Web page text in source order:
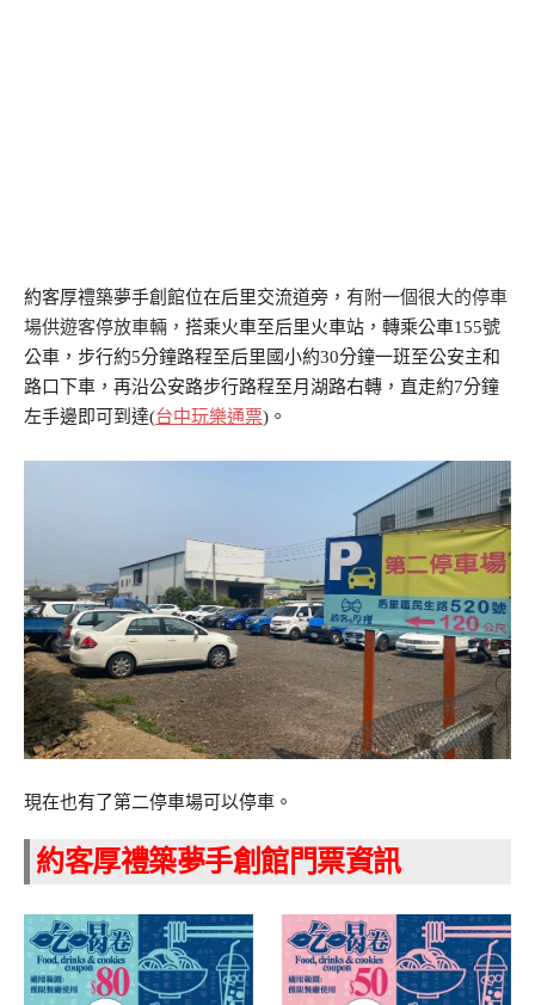
約客厚禮築夢手創館位在后里交流道旁， 有附一個很大的停車
場供遊客停放車輛， 搭乘火車至后里火車站，轉乘公車155號
公車，步行約5分鐘路程至后里國小約30分鐘一班至公安主和
路口下車，再沿公安路步行路程至月湖路右轉，直走約7分鐘
左手邊即可到達(台中玩樂通票)。
現在也有了第二停車場可以停車。
約客厚禮築夢手創館門票資訊